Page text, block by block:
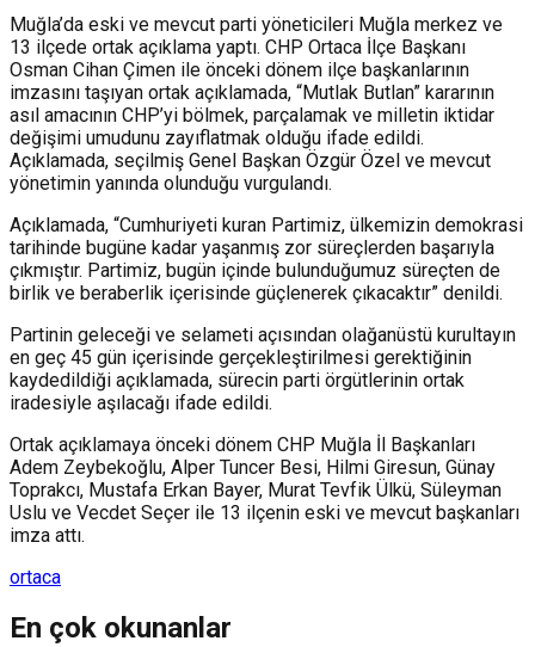
Muğla’da eski ve mevcut parti yöneticileri Muğla merkez ve
13 ilçede ortak açıklama yaptı. CHP Ortaca İlçe Başkanı
Osman Cihan Çimen ile önceki dönem ilçe başkanlarının
imzasını taşıyan ortak açıklamada, “Mutlak Butlan” kararının
asıl amacının CHP’yi bölmek, parçalamak ve milletin iktidar
değişimi umudunu zayıflatmak olduğu ifade edildi.
Açıklamada, seçilmiş Genel Başkan Özgür Özel ve mevcut
yönetimin yanında olunduğu vurgulandı.
Açıklamada, “Cumhuriyeti kuran Partimiz, ülkemizin demokrasi
tarihinde bugüne kadar yaşanmış zor süreçlerden başarıyla
çıkmıştır. Partimiz, bugün içinde bulunduğumuz süreçten de
birlik ve beraberlik içerisinde güçlenerek çıkacaktır” denildi.
Partinin geleceği ve selameti açısından olağanüstü kurultayın
en geç 45 gün içerisinde gerçekleştirilmesi gerektiğinin
kaydedildiği açıklamada, sürecin parti örgütlerinin ortak
iradesiyle aşılacağı ifade edildi.
Ortak açıklamaya önceki dönem CHP Muğla İl Başkanları
Adem Zeybekoğlu, Alper Tuncer Besi, Hilmi Giresun, Günay
Toprakcı, Mustafa Erkan Bayer, Murat Tevfik Ülkü, Süleyman
Uslu ve Vecdet Seçer ile 13 ilçenin eski ve mevcut başkanları
imza attı.
ortaca
En çok okunanlar